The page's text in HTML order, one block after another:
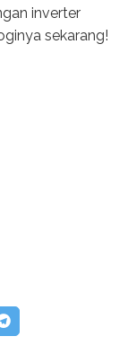
inverter
sekarang!